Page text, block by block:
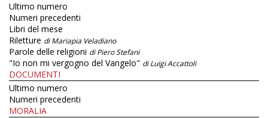
Ultimo numero
Numeri precedenti
Libri del mese
Riletture di Mariapia Veladiano
Parole delle religioni di Piero Stefani
"Io non mi vergogno del Vangelo" di Luigi Accattoli
DOCUMENTI
Ultimo numero
Numeri precedenti
MORALIA